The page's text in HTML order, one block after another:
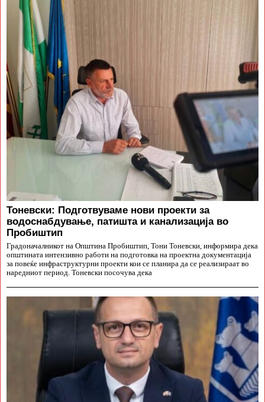
Тоневски: Подготвуваме нови проекти за
водоснабдување, патишта и канализација во
Пробиштип
Градоначалникот на Општина Пробиштип, Тони Тоневски, информира дека
општината интензивно работи на подготовка на проектна документација
за повеќе инфраструктурни проекти кои се планира да се реализираат во
наредниот период. Тоневски посочува дека